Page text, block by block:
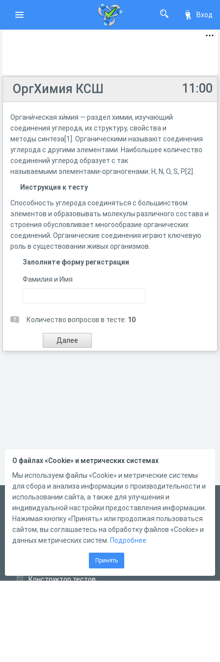
Вход
11:00
ОргХимия КСШ
Органи́ческая хи́мия — раздел химии, изучающий
соединения углерода, их структуру, свойства и
методы синтеза[1]. Органическими называют соединения
углерода с другими элементами. Наибольшее количество
соединений углерод образует с так
называемыми элементами-органогенами: H, N, O, S, P[2].
Инструкция к тесту
Способность углерода соединяться с большинством
элементов и образовывать молекулы различного состава и
строения обусловливает многообразие органических
соединений. Органические соединения играют ключевую
роль в существовании живых организмов.
Заполните форму регистрации
Фамилия и Имя
Количество вопросов в тесте: 10
Русский
Справка
Форма обратной связи
Конструктор тестов
О файлах «Cookie» и метрических системах
Мы используем файлы «Cookie» и метрические системы
для сбора и анализа информации о производительности и
использовании сайта, а также для улучшения и
индивидуальной настройки предоставления информации.
Нажимая кнопку «Принять» или продолжая пользоваться
сайтом, вы соглашаетесь на обработку файлов «Cookie» и
данных метрических систем. Подробнее
Принять